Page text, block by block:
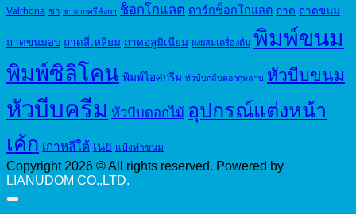
Valrhona ชา ชาจากศรีลังกา ช็อกโกแลต ดาร์กช็อกโกแลต ถาด ถาดขนม
ถาดขนมอบ ถาดสี่เหลี่ยม ถาดอลูมิเนียม ผงผสมเครื่องดื่ม พิมพ์ขนม
พิมพ์ซิลิโคน พิมพ์ไอศกรีม หัวบีบกลีบดอกกุหลาบ หัวบีบขนม
หัวบีบครีม หัวบีบดอกไม้ อุปกรณ์แต่งหน้า
เค้ก เกาหลีใต้ เนย แป้งทำขนม
Copyright 2026 © All rights reserved. Powered by
LIANUDOM CO.,LTD.